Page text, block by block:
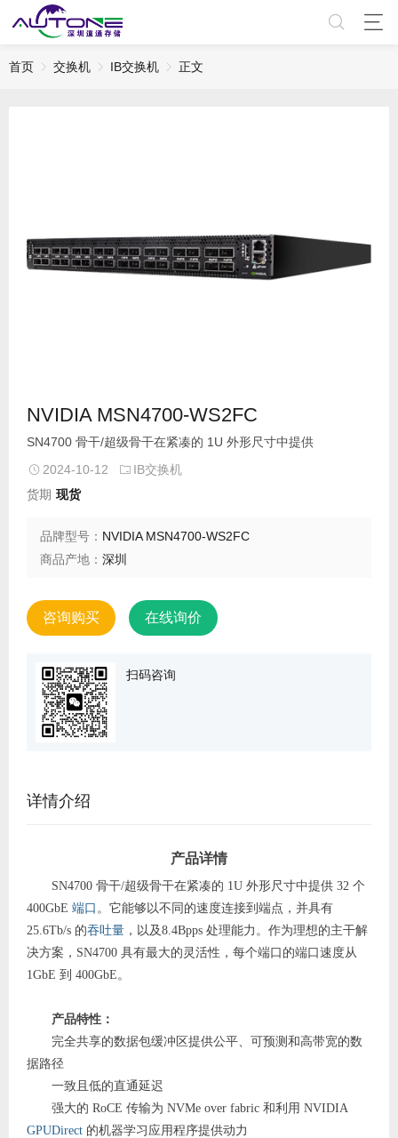
首页 交换机 IB交换机 正文
NVIDIA MSN4700-WS2FC
SN4700 骨干/超级骨干在紧凑的 1U 外形尺寸中提供
2024-10-12
IB交换机
货期 现货
品牌型号： NVIDIA MSN4700-WS2FC
商品产地： 深圳
咨询购买 在线询价
扫码咨询
详情介绍
产品详情
SN4700 骨干/超级骨干在紧凑的 1U 外形尺寸中提供 32 个
400GbE 端口 。它能够以不同的速度连接到端点，并具有
25.6Tb/s 的吞吐量 ，以及8.4Bpps 处理能力。作为理想的主干解
决方案，SN4700 具有最大的灵活性，每个端口的端口速度从
1GbE 到 400GbE。
产品特性：
完全共享的数据包缓冲区提供公平、可预测和高带宽的数
据路径
一致且低的直通延迟
强大的 RoCE 传输为 NVMe over fabric 和利用 NVIDIA
GPUDirect 的机器学习应用程序提供动力